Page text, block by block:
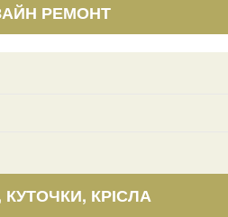
РЕМОНТ
КРІСЛА